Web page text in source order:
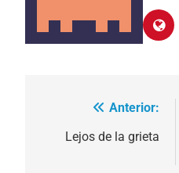
Navegación
Anterior:
Lejos de la grieta